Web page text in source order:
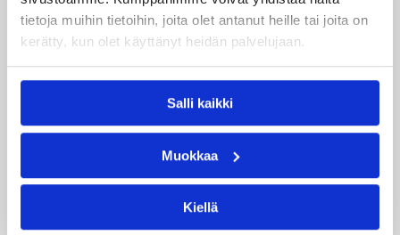
tietoja muihin tietoihin, joita olet antanut heille tai joita on
kerätty, kun olet käyttänyt heidän palvelujaan.
Salli kaikki
Muokkaa
Kiellä
08.08.2026 22:58
Suomea edustavat 3×3-
joukkueet aloittivat Nordic Cup
-urakkansa Kööpenhaminassa